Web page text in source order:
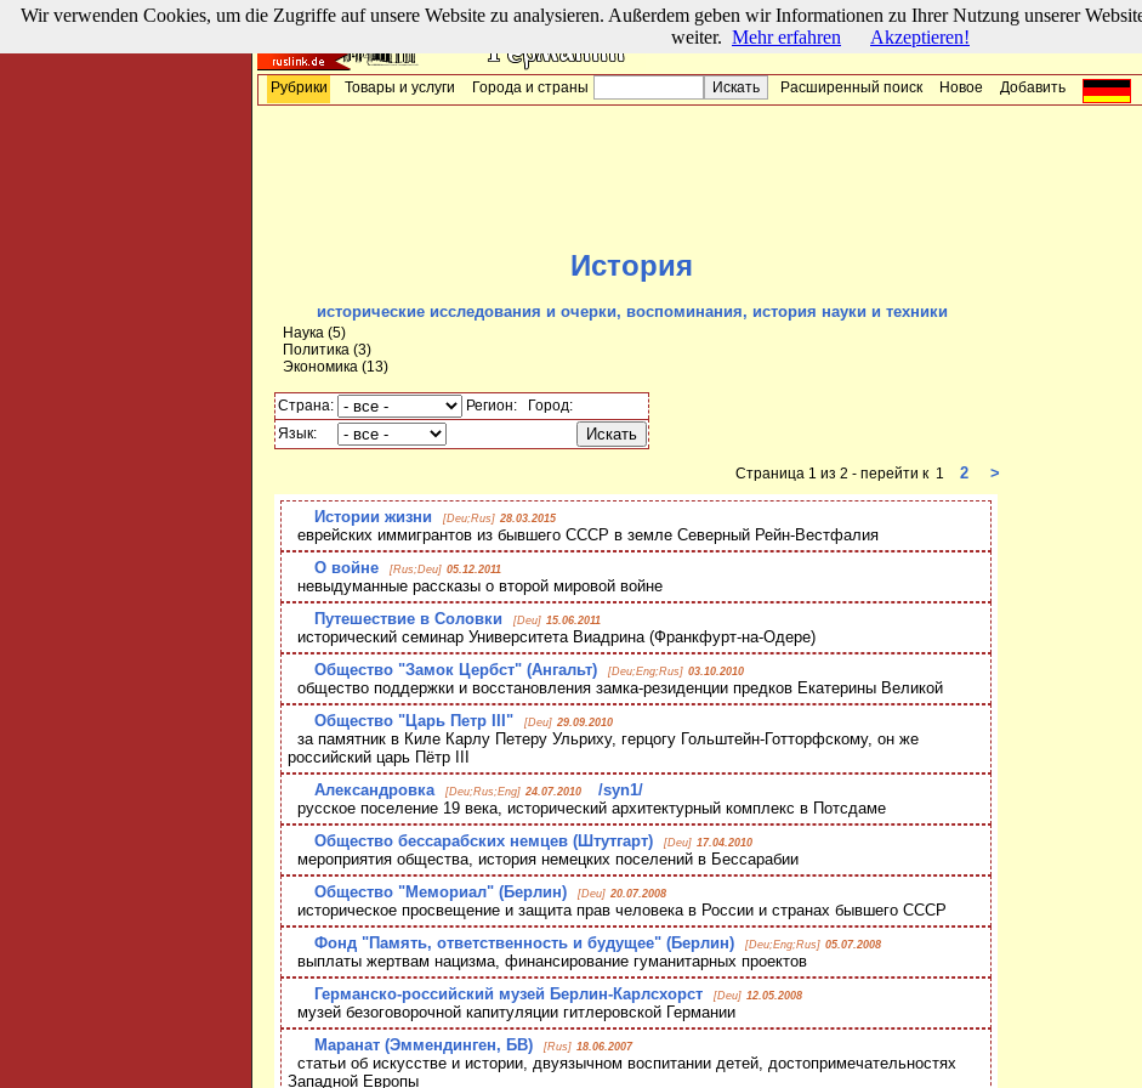
Рубрики Товары и услуги Города и страны Расширенный поиск Новое Добавить
История
исторические исследования и очерки, воспоминания, история науки и техники
Наука(5)
Политика(3)
Экономика(13)
Страна: Регион:
Город:
Язык:
Страница 1 из 2 - перейти к 1 2 >
Истории жизни [Deu;Rus] 28.03.2015
еврейских иммигрантов из бывшего СССР в земле Северный Рейн-Вестфалия
О войне
[Rus;Deu] 05.12.2011
невыдуманные рассказы о второй мировой войне
Путешествие в Соловки
[Deu] 15.06.2011
исторический семинар Университета Виадрина (Франкфурт-на-Одере)
Общество "Замок Цербст" (Ангальт)
[Deu;Eng;Rus] 03.10.2010
общество поддержки и восстановления замка-резиденции предков Екатерины Великой
Общество "Царь Петр III"
[Deu] 29.09.2010
за памятник в Киле Карлу Петеру Ульриху, герцогу Гольштейн-Готторфскому, он же
российский царь Пётр III
Александровка
[Deu;Rus;Eng] 24.07.2010
/syn1/
русское поселение 19 века, исторический архитектурный комплекс в Потсдаме
Общество бессарабских немцев (Штутгарт)
[Deu] 17.04.2010
мероприятия общества, история немецких поселений в Бессарабии
Общество "Мемориал" (Берлин)
[Deu] 20.07.2008
историческое просвещение и защита прав человека в России и странах бывшего СССР
Фонд "Память, ответственность и будущее" (Берлин)
[Deu;Eng;Rus] 05.07.2008
выплаты жертвам нацизма, финансирование гуманитарных проектов
Германско-российский музей Берлин-Карлсхорст
[Deu] 12.05.2008
музей безоговорочной капитуляции гитлеровской Германии
Маранат (Эммендинген, БВ)
[Rus] 18.06.2007
статьи об искусстве и истории, двуязычном воспитании детей, достопримечательностях
Западной Европы
Wir verwenden Cookies, um die Zugriffe auf unsere Website zu analysieren. Außerdem geben wir Informationen zu Ihrer Nutzung unserer
weiter. Mehr erfahren Akzeptieren!